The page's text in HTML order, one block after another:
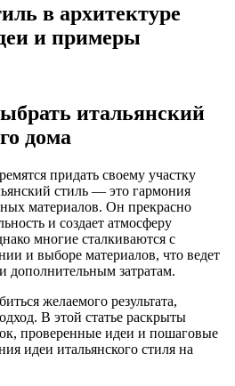
в архитектуре
и примеры
итальянский
дома
придать своему участку
стиль — это гармония
материалов. Он прекрасно
и создает атмосферу
многие сталкиваются с
и выборе материалов, что ведет
дополнительным затратам.
желаемого результата,
В этой статье раскрыты
проверенные идеи и пошаговые
идеи итальянского стиля на